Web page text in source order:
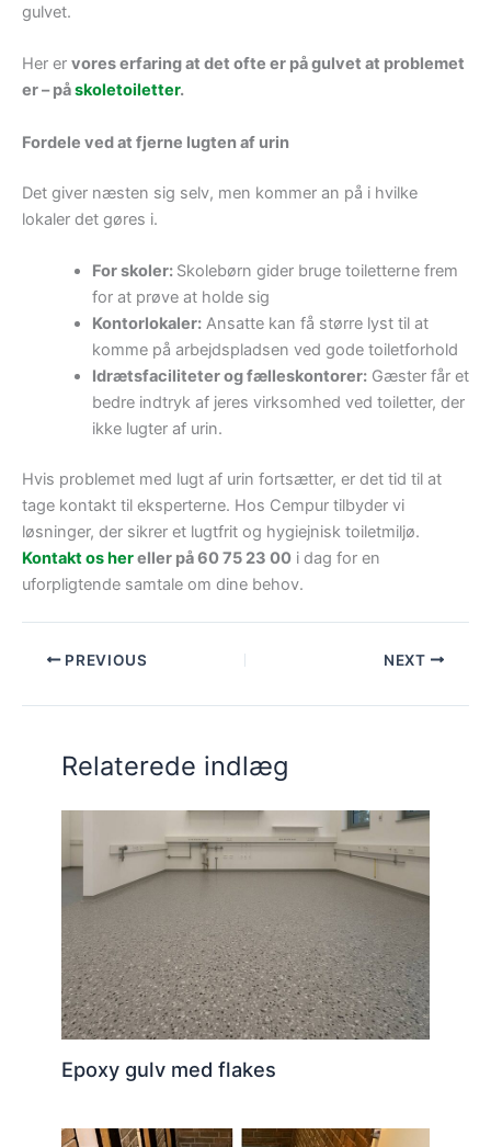
gulvet.
Her er vores erfaring at det ofte er på gulvet at problemet
er – påskoletoiletter.
Fordele ved at fjerne lugten af urin
Det giver næsten sig selv, men kommer an på i hvilke
lokaler det gøres i.
For skoler: Skolebørn gider bruge toiletterne frem
for at prøve at holde sig
Kontorlokaler:Ansatte kan få større lyst til at
komme på arbejdspladsen ved gode toiletforhold
Idrætsfaciliteter og fælleskontorer:Gæster får et
bedre indtryk af jeres virksomhed ved toiletter, der
ikke lugter af urin.
Hvis problemet med lugt af urin fortsætter, er det tid til at
tage kontakt til eksperterne. Hos Cempur tilbyder vi
løsninger, der sikrer et lugtfrit og hygiejnisk toiletmiljø.
Kontakt os hereller på 60 75 23 00 i dag for en
uforpligtende samtale om dine behov.
PREVIOUS NEXT
Relaterede indlæg
Epoxy gulv med flakes